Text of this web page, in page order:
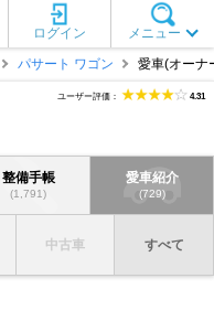
メニュー
ログイン
パサート ワゴン 愛車(オーナ
ユーザー評価： 4.31
整備手帳
(1,791)
愛車紹介
(729)
中古車 すべて